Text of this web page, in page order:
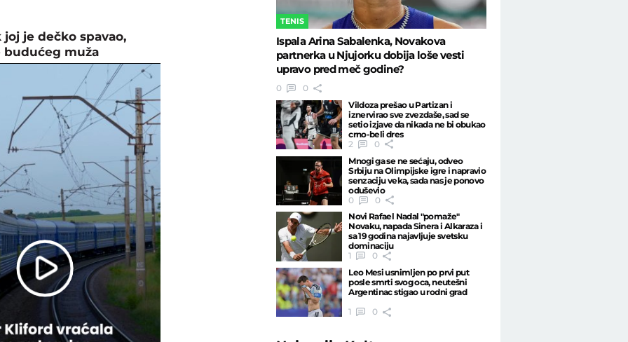
joj je dečko spavao,
budućeg muža
Play
Video
TENIS
Ispala Arina Sabalenka, Novakova
partnerka u Njujorku dobija loše vesti
upravo pred meč godine?
0
0
Vildoza prešao u Partizan i
iznervirao sve zvezdaše, sad se
setio izjave da nikada ne bi obukao
crno-beli dres
2
0
Mnogi ga se ne sećaju, odveo
Srbiju na Olimpijske igre i napravio
senzaciju veka, sada nas je ponovo
oduševio
0
0
Novi Rafael Nadal "pomaže"
Novaku, napada Sinera i Alkaraza i
sa 19 godina najavljuje svetsku
dominaciju
1
0
Leo Mesi usnimljen po prvi put
posle smrti svog oca, neutešni
Argentinac stigao u rodni grad
1
0